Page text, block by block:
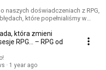
naszych doświadczeniach z RPG,
które popełnialiśmy w
która zmieni
RPG… – RPG od
1 year ago